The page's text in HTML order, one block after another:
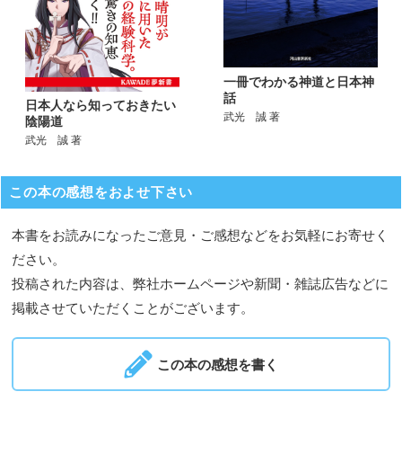
日本人なら知っておきたい
陰陽道
武光 誠 著
一冊でわかる神道と日本神
話
武光 誠 著
この本の感想をおよせ下さい
本書をお読みになったご意見・ご感想などをお気軽にお寄せく
ださい。
投稿された内容は、弊社ホームページや新聞・雑誌広告などに
掲載させていただくことがございます。
この本の感想を書く